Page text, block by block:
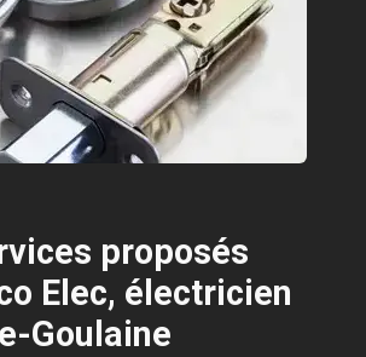
proposés
Elec, électricien
Goulaine